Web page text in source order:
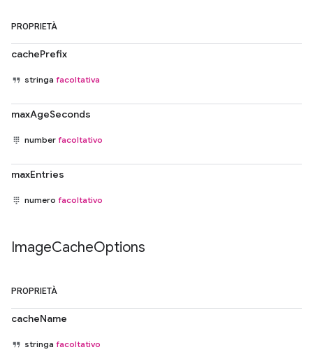
PROPRIETÀ
cachePrefix
stringa facoltativa
maxAgeSeconds
number facoltativo
maxEntries
numero facoltativo
ImageCacheOptions
PROPRIETÀ
cacheName
stringa facoltativo